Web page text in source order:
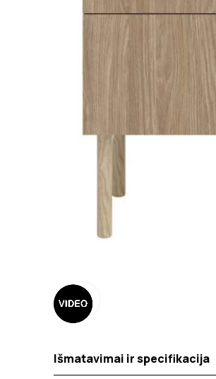
Išmatavimai ir specifikacija